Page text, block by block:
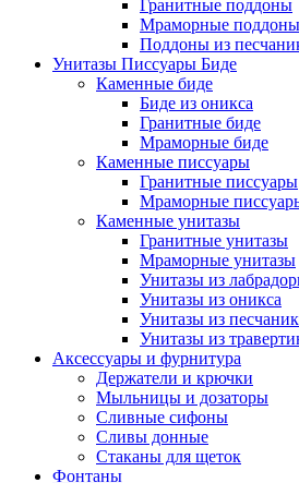
Гранитные поддоны
Мраморные поддоны
Поддоны из
Унитазы Писсуары Биде
Каменные биде
Биде из оникса
Гранитные биде
Мраморные биде
Каменные писсуары
Гранитные писсуары
Мраморные
Каменные унитазы
Гранитные унитазы
Мраморные унитазы
Унитазы из
Унитазы из оникса
Унитазы из
Унитазы из
Аксессуары и фурнитура
Держатели и крючки
Мыльницы и дозаторы
Сливные сифоны
Сливы донные
Стаканы для щеток
Фонтаны